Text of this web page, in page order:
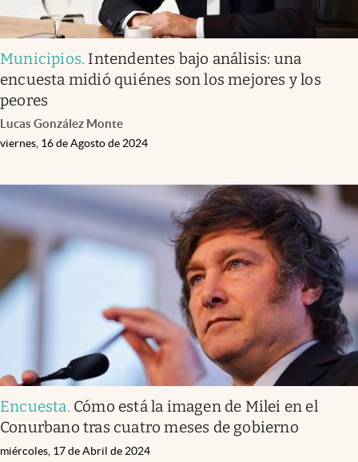
Municipios. Intendentes bajo análisis: una
encuesta midió quiénes son los mejores y los
peores
Lucas González Monte
viernes, 16 de Agosto de 2024
Encuesta. Cómo está la imagen de Milei en el
Conurbano tras cuatro meses de gobierno
miércoles, 17 de Abril de 2024